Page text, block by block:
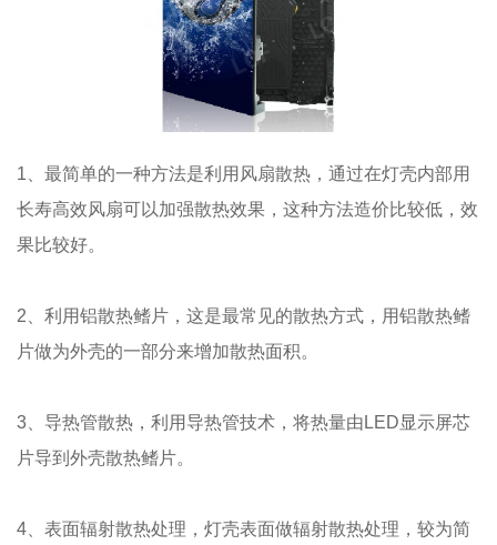
1、最简单的一种方法是利用风扇散热，通过在灯壳内部用
长寿高效风扇可以加强散热效果，这种方法造价比较低，效
果比较好。
2、利用铝散热鳍片，这是最常见的散热方式，用铝散热鳍
片做为外壳的一部分来增加散热面积。
3、导热管散热，利用导热管技术，将热量由LED显示屏芯
片导到外壳散热鳍片。
4、表面辐射散热处理，灯壳表面做辐射散热处理，较为简